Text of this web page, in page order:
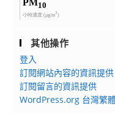
其他操作
登入
訂閱網站內容的資訊提供
訂閱留言的資訊提供
WordPress.org 台灣繁